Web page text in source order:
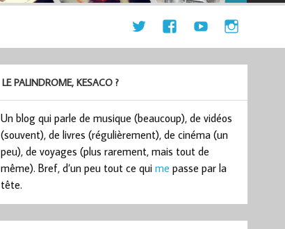
LE PALINDROME, KESACO ?
Un blog qui parle de musique (beaucoup), de vidéos
(souvent), de livres (régulièrement), de cinéma (un
peu), de voyages (plus rarement, mais tout de
même). Bref, d’un peu tout ce quime passe par la
tête.